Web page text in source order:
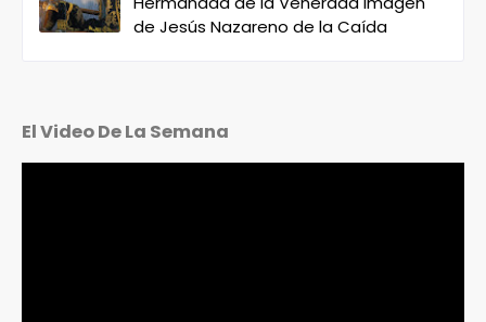
de Jesús Nazareno de la Caída
El Video De La Semana